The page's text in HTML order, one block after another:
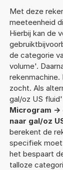
Met deze
meeteenheid
Hierbij kan de
de categorie
volume'.
zocht. Als
gal/oz US
Microgram ->
naar gal/oz
berekent de
specifiek moet
het bespaart
talloze